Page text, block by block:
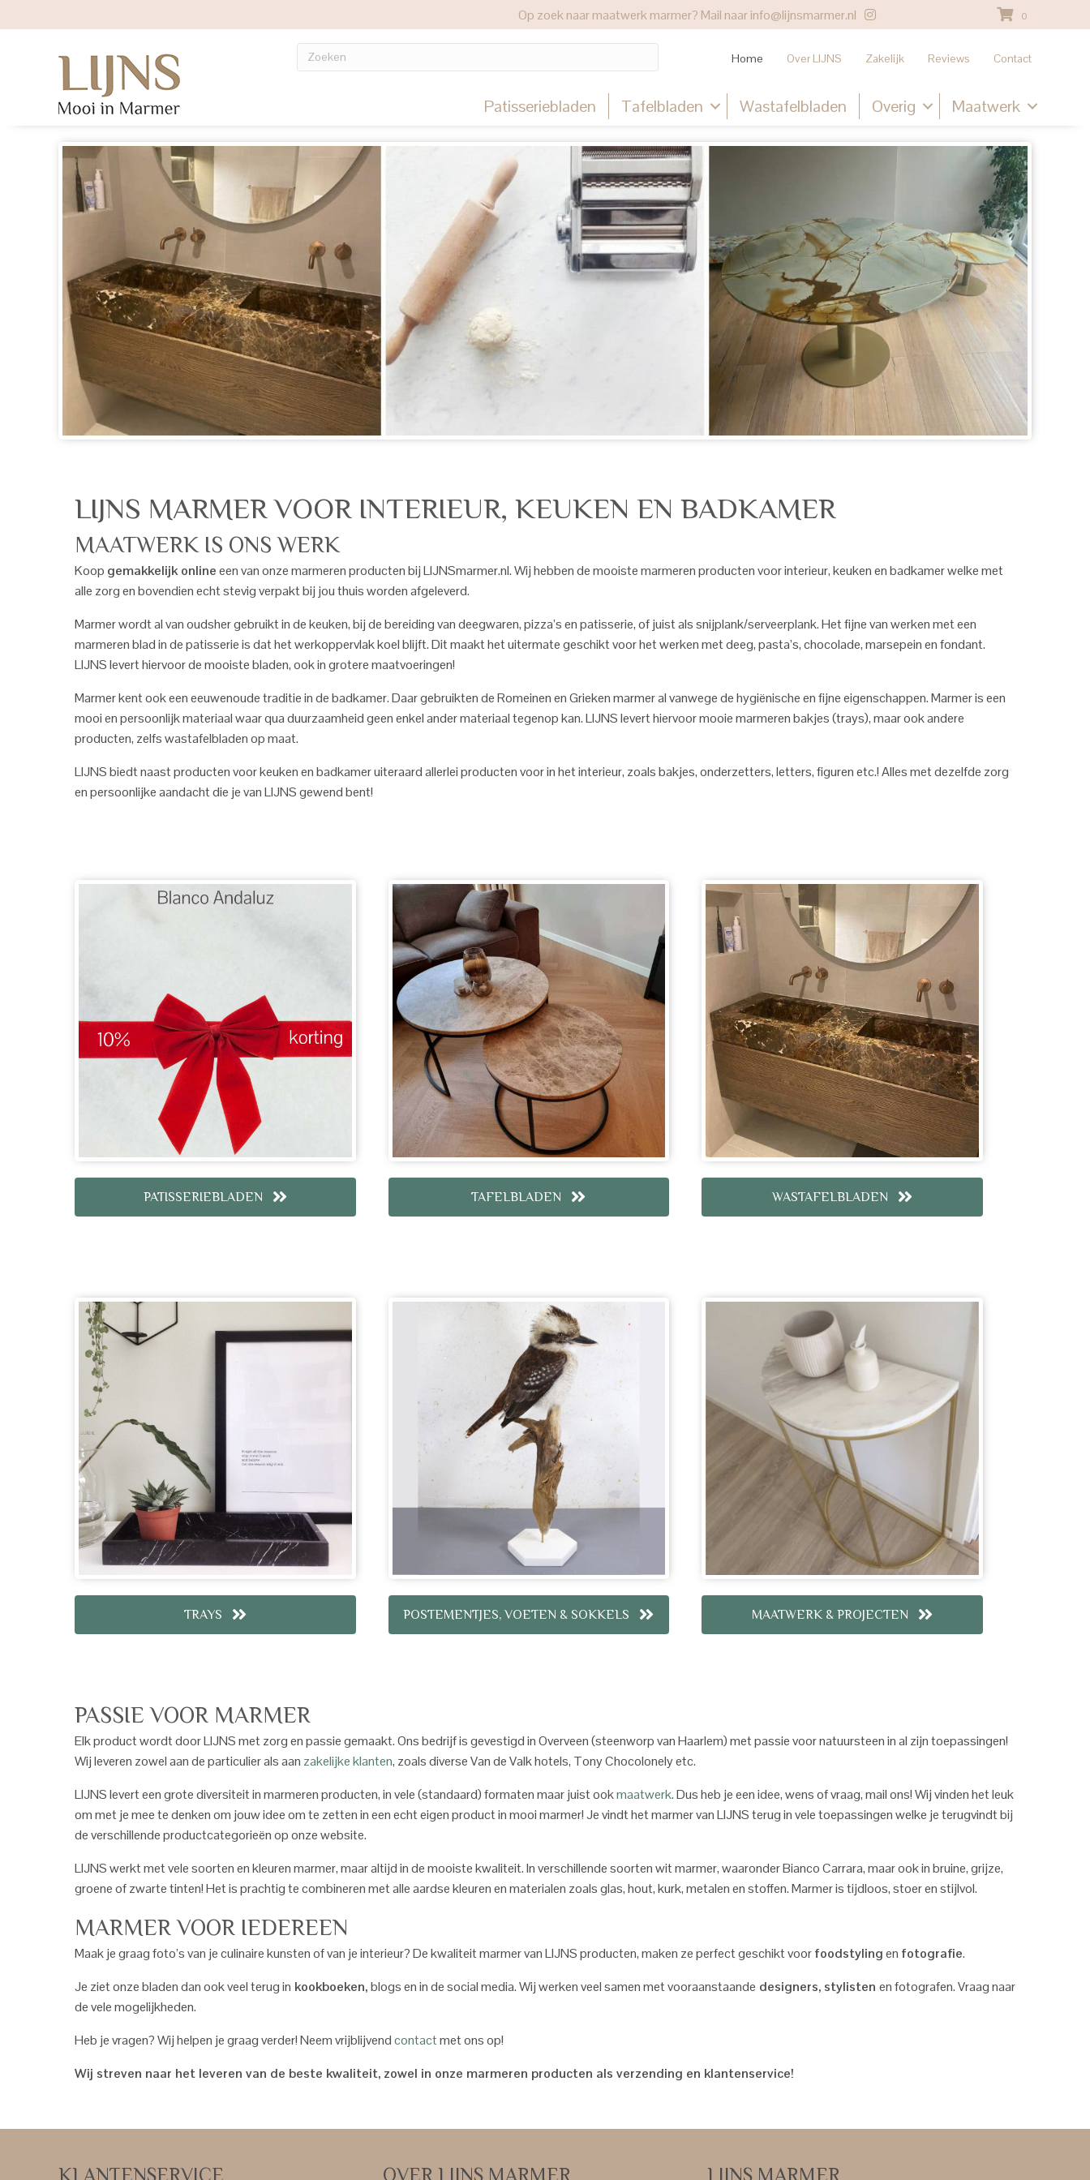
Op zoek naar maatwerk marmer? Mail naarinfo@lijnsmarmer.nl 0
Home Over LIJNS Zakelijk Reviews Contact
Patisseriebladen Tafelbladen Wastafelbladen Overig Maatwerk
LIJNS MARMER VOOR INTERIEUR, KEUKEN EN BADKAMER
MAATWERK IS ONS WERK
Koop gemakkelijk onlineeen van onze marmeren producten bij LIJNSmarmer.nl. Wij hebben de mooiste marmeren producten voor interieur, keuken en badkamer welke met
alle zorg en bovendien echt stevig verpakt bij jou thuis worden afgeleverd.
Marmer wordt al van oudsher gebruikt in de keuken, bij de bereiding van deegwaren, pizza’s en patisserie, of juist als snijplank/serveerplank. Het fijne van werken met een
marmeren blad in de patisserie is dat het werkoppervlak koel blijft. Dit maakt het uitermate geschikt voor het werken met deeg, pasta’s, chocolade, marsepein en fondant.
LIJNS levert hiervoor de mooiste bladen, ook in grotere maatvoeringen!
Marmer kent ook een eeuwenoude traditie in de badkamer. Daar gebruikten de Romeinen en Grieken marmer al vanwege de hygiënische en fijne eigenschappen. Marmer is een
mooi en persoonlijk materiaal waar qua duurzaamheid geen enkel ander materiaal tegenop kan. LIJNS levert hiervoor mooie marmeren bakjes (trays), maar ook andere
producten, zelfs wastafelbladen op maat.
LIJNS biedt naast producten voor keuken en badkamer uiteraard allerlei producten voor in het interieur, zoals bakjes, onderzetters, letters, figuren etc.! Alles met dezelfde zorg
en persoonlijke aandacht die je van LIJNS gewend bent!
PATISSERIEBLADEN TAFELBLADEN WASTAFELBLADEN
TRAYS POSTEMENTJES, VOETEN & SOKKELS MAATWERK & PROJECTEN
PASSIE VOOR MARMER
Elk product wordt door LIJNS met zorg en passie gemaakt. Ons bedrijf is gevestigd in Overveen (steenworp van Haarlem) met passie voor natuursteen in al zijn toepassingen!
Wij leveren zowel aan de particulier als aan zakelijke klanten, zoals diverse Van de Valk hotels, Tony Chocolonely etc.
LIJNS levert een grote diversiteit in marmeren producten, in vele (standaard) formaten maar juist ookmaatwerk. Dus heb je een idee, wens of vraag, mail ons! Wij vinden het leuk
om met je mee te denken om jouw idee om te zetten in een echt eigen product in mooi marmer! Je vindt het marmer van LIJNS terug in vele toepassingen welke je terugvindt bij
de verschillende productcategorieën op onze website.
LIJNS werkt met vele soorten en kleuren marmer, maar altijd in de mooiste kwaliteit. In verschillende soorten wit marmer, waaronder Bianco Carrara, maar ook in bruine, grijze,
groene of zwarte tinten! Het is prachtig te combineren met alle aardse kleuren en materialen zoals glas, hout, kurk, metalen en stoffen. Marmer is tijdloos, stoer en stijlvol.
MARMER VOOR IEDEREEN
Maak je graag foto’s van je culinaire kunsten of van je interieur? De kwaliteit marmer van LIJNS producten, maken ze perfect geschikt voorfoodstylingen fotografie.
Je ziet onze bladen dan ook veel terug in kookboeken,blogs en in de social media. Wij werken veel samen met vooraanstaande designers, stylisten en fotografen. Vraag naar
de vele mogelijkheden.
Heb je vragen? Wij helpen je graag verder! Neem vrijblijvendcontactmet ons op!
Wij streven naar het leveren van de beste kwaliteit, zowel in onze marmeren producten als verzending en klantenservice!
KLANTENSERVICE OVER LIJNS MARMER LIJNS MARMER